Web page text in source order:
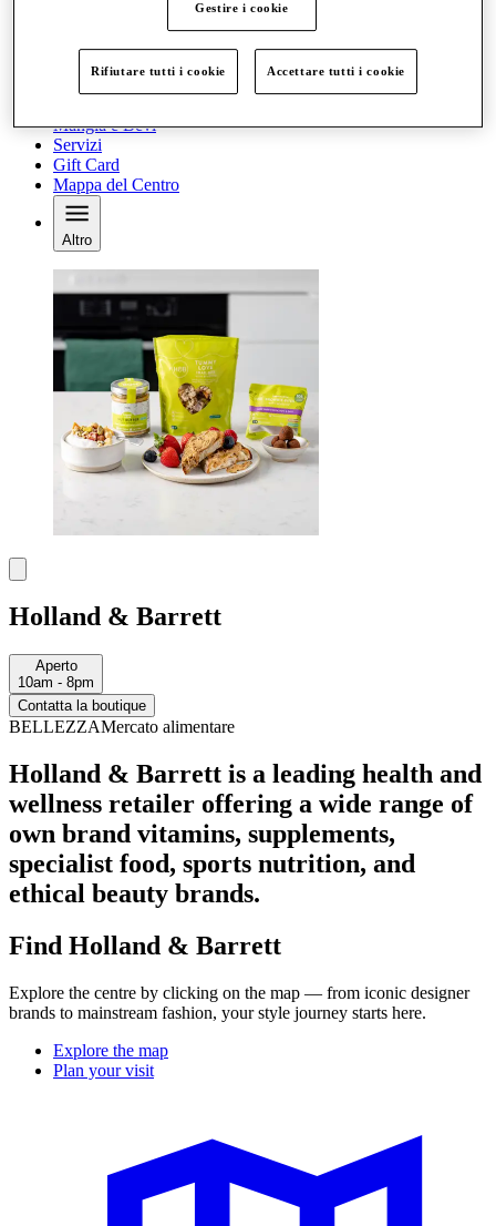
Negozi
Offerte
Mangia e Bevi
Servizi
Gift Card
Mappa del Centro
Altro
Holland & Barrett
Aperto
10am - 8pm
Contatta la boutique
BELLEZZAMercato alimentare
Holland & Barrett is a leading health and
wellness retailer offering a wide range of
own brand vitamins, supplements,
specialist food, sports nutrition, and
ethical beauty brands.
Find Holland & Barrett
Explore the centre by clicking on the map — from iconic designer
brands to mainstream fashion, your style journey starts here.
Explore the map
Plan your visit
Gestire i cookie
Rifiutare tutti i cookie Accettare tutti i cookie